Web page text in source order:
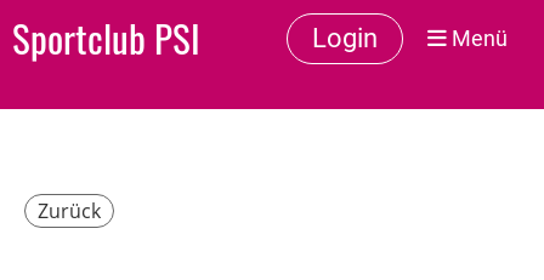
Sportclub PSI Login Menü
Zurück